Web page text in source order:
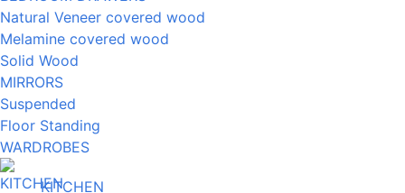
Natural Veneer covered wood
Melamine covered wood
Solid Wood
MIRRORS
Suspended
Floor Standing
WARDROBES
KITCHEN